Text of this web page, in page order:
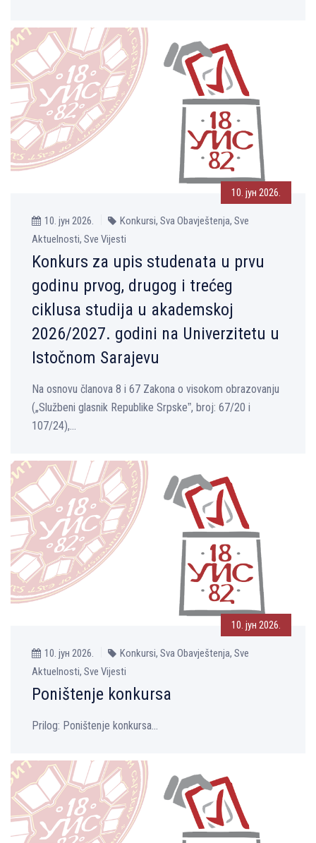
10. јун 2026.
10. јун 2026.
Konkursi, Sva Obavještenja, Sve
Aktuelnosti, Sve Vijesti
Konkurs za upis studenata u prvu
godinu prvog, drugog i trećeg
ciklusa studija u akademskoj
2026/2027. godini na Univerzitetu u
Istočnom Sarajevu
Na osnovu članova 8 i 67 Zakona o visokom obrazovanju
(„Službeni glasnik Republike Srpskeˮ, broj: 67/20 i
107/24),...
10. јун 2026.
10. јун 2026.
Konkursi, Sva Obavještenja, Sve
Aktuelnosti, Sve Vijesti
Poništenje konkursa
Prilog: Poništenje konkursa...